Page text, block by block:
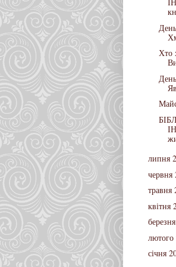
Хто
липня
червня
травня
квітня
лютого
січня